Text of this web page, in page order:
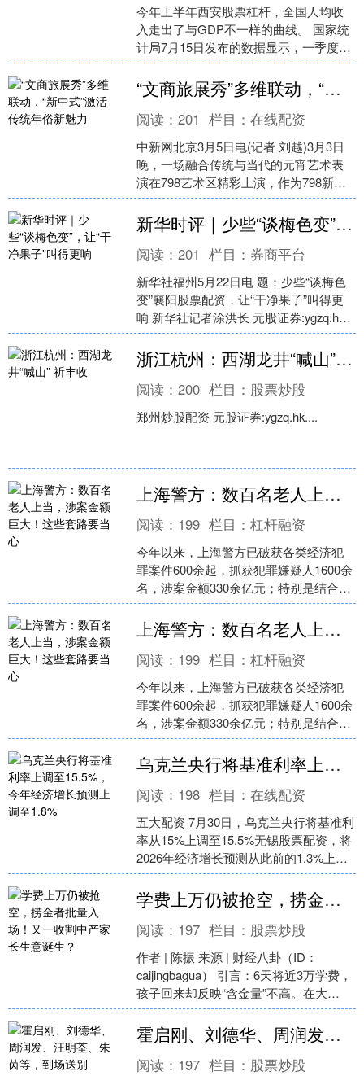
今年上半年西安股票杠杆，全国人均收
入走出了与GDP不一样的曲线。 国家统
计局7月15日发布的数据显示，一季度全
国GDP同比增长5.0%，上半年增长
4.7%；全国....
“文商旅展秀”多维联动，“新中式”激活传统年俗新魅力
阅读：201 栏目：在线配资
中新网北京3月5日电(记者 刘越)3月3日
晚，一场融合传统与当代的元宵艺术表
演在798艺术区精彩上演，作为798新春
艺游会的重磅环节，本次活动融合非遗
与艺术时尚....
新华时评｜少些“谈梅色变”，让“干净果子”叫得更响
阅读：201 栏目： 券商平台
新华社福州5月22日电 题：少些“谈梅色
变”襄阳股票配资，让“干净果子”叫得更
响 新华社记者涂洪长 元股证券:ygzq.hk
连日来，围绕问题杨梅的舆论持续发
酵....
浙江杭州：西湖龙井“喊山” 祈丰收
阅读：200 栏目： 股票炒股
郑州炒股配资 元股证券:ygzq.hk....
上海警方：数百名老人上当，涉案金额巨大！这些套路要当心
阅读： 199 栏目：杠杆融资
今年以来，上海警方已破获各类经济犯
罪案件600余起，抓获犯罪嫌疑人1600余
名，涉案金额330余亿元；特别是结合群
众身边不正之风和腐败问题集中整治工
作西安股票杠....
上海警方：数百名老人上当，涉案金额巨大！这些套路要当心
阅读： 199 栏目：杠杆融资
今年以来，上海警方已破获各类经济犯
罪案件600余起，抓获犯罪嫌疑人1600余
名，涉案金额330余亿元；特别是结合群
众身边不正之风和腐败问题集中整治工
作西安股票杠....
乌克兰央行将基准利率上调至15.5%，今年经济增长预测上调至1.8%
阅读： 198 栏目：在线配资
五大配资 7月30日，乌克兰央行将基准利
率从15%上调至15.5%无锡股票配资，将
2026年经济增长预测从此前的1.3%上调
至1.8%，2027-2028年经济....
学费上万仍被抢空，捞金者批量入场！又一收割中产家长生意诞生？
阅读： 197 栏目： 股票炒股
作者 | 陈振 来源 | 财经八卦（ID：
caijingbagua） 引言：6天将近3万学费，
孩子回来却反映“含金量”不高。在大
量“捞金者”下场的情况下，充满教....
霍启刚、刘德华、周润发、汪明荃、朱茵等，到场送别
阅读： 197 栏目： 股票炒股